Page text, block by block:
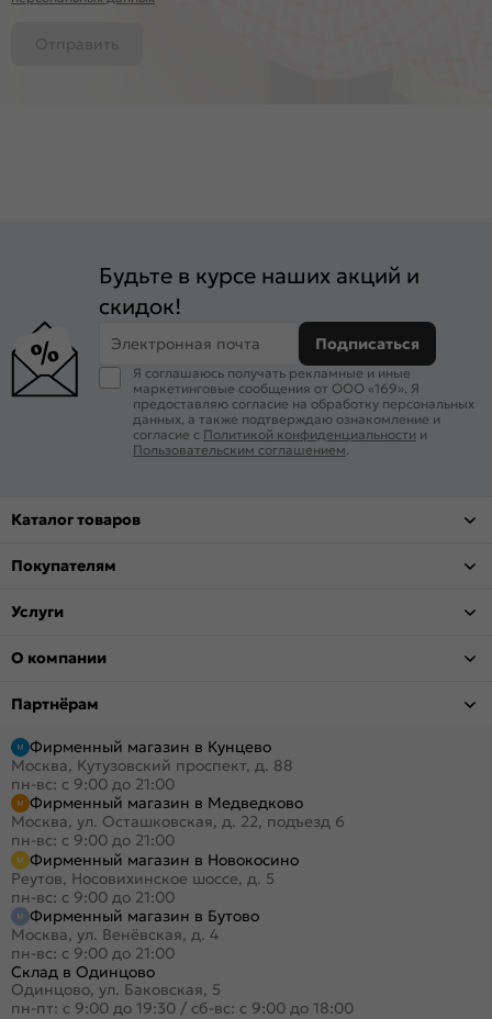
Отправить
Будьте в курсе наших акций и
скидок!
Электронная почта Подписаться
Я соглашаюсь получать рекламные и иные
маркетинговые сообщения от ООО «169». Я
предоставляю согласие на обработку персональных
данных, а также подтверждаю ознакомление и
согласие с Политикой конфиденциальности и
Пользовательским соглашением
Каталог товаров
Покупателям
Услуги
О компании
Партнёрам
Фирменный магазин в Кунцево
Москва, Кутузовский проспект, д. 88
пн-вс: с 9:00 до 21:00
Фирменный магазин в Медведково
Москва, ул. Осташковская, д. 22, подъезд 6
пн-вс: с 9:00 до 21:00
Фирменный магазин в Новокосино
Реутов, Носовихинское шоссе, д. 5
пн-вс: с 9:00 до 21:00
Фирменный магазин в Бутово
Москва, ул. Венёвская, д. 4
пн-вс: с 9:00 до 21:00
Склад в Одинцово
Одинцово, ул. Баковская, 5
пн-пт: с 9:00 до 19:30 / сб-вс: с 9:00 до 18:00